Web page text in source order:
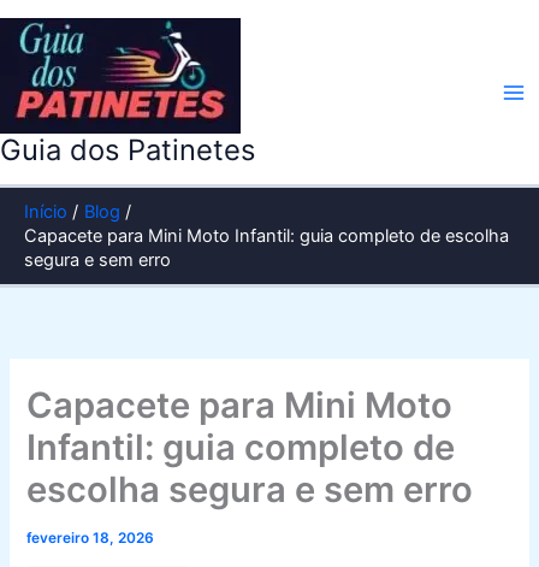
Ir
para
conteúdo
Guia dos Patinetes
Início
Blog
Capacete para Mini Moto Infantil: guia completo de escolha
segura e sem erro
Capacete para Mini Moto
Infantil: guia completo de
escolha segura e sem erro
fevereiro 18, 2026